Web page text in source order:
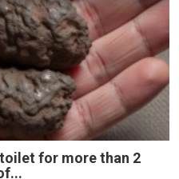
toilet for more than 2